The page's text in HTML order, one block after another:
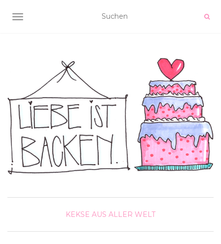
NAVIGATION UMSCHALTEN
KEKSE AUS ALLER WELT